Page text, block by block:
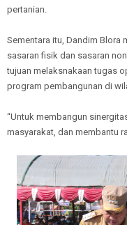
pertanian.
Sementara itu, Dandim Blora
sasaran fisik dan sasaran
tujuan melaksnakaan tugas
program pembangunan di
“Untuk membangun
masyarakat, dan membantu